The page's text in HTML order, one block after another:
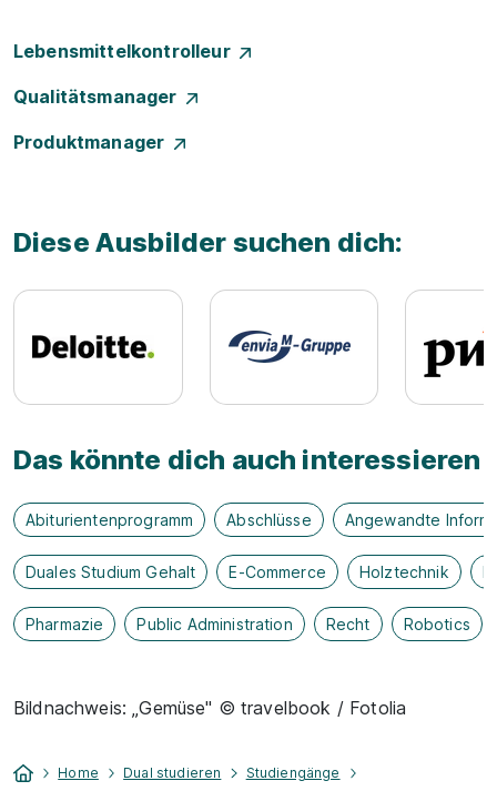
Lebensmittelkontrolleur
Qualitätsmanager
Produktmanager
Diese Ausbilder suchen dich:
Das könnte dich auch interessieren
Abiturientenprogramm Abschlüsse Angewandte
Duales Studium Gehalt E-Commerce Holztechnik
Pharmazie Public Administration Recht Robotics
Bildnachweis: „Gemüse" © travelbook / Fotolia
Home Dual studieren
Studiengänge